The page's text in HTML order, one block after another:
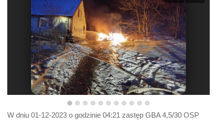
W dniu 01-12-2023 o godzinie 04:21 zastęp GBA 4,5/30 OSP